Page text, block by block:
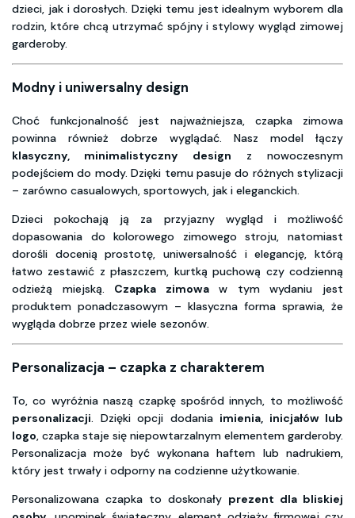
dzieci, jak i dorosłych. Dzięki temu jest idealnym wyborem dla
rodzin, które chcą utrzymać spójny i stylowy wygląd zimowej
garderoby.
Modny i uniwersalny design
Choć funkcjonalność jest najważniejsza, czapka zimowa
powinna również dobrze wyglądać. Nasz model łączy
klasyczny, minimalistyczny design z nowoczesnym
podejściem do mody. Dzięki temu pasuje do różnych stylizacji
– zarówno casualowych, sportowych, jak i eleganckich.
Dzieci pokochają ją za przyjazny wygląd i możliwość
dopasowania do kolorowego zimowego stroju, natomiast
dorośli docenią prostotę, uniwersalność i elegancję, którą
łatwo zestawić z płaszczem, kurtką puchową czy codzienną
odzieżą miejską. Czapka zimowaw tym wydaniu jest
produktem ponadczasowym – klasyczna forma sprawia, że
wygląda dobrze przez wiele sezonów.
Personalizacja – czapka z charakterem
To, co wyróżnia naszą czapkę spośród innych, to możliwość
personalizacji. Dzięki opcji dodania imienia, inicjałów lub
logo, czapka staje się niepowtarzalnym elementem garderoby.
Personalizacja może być wykonana haftem lub nadrukiem,
który jest trwały i odporny na codzienne użytkowanie.
Personalizowana czapka to doskonały prezent dla bliskiej